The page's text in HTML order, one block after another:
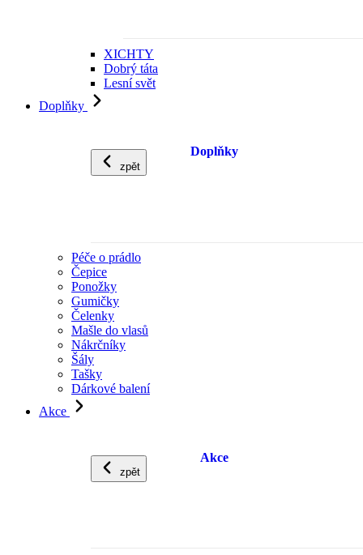
XICHTY
Dobrý táta
Lesní svět
Doplňky
zpět
Doplňky
Péče o prádlo
Čepice
Ponožky
Gumičky
Čelenky
Mašle do vlasů
Nákrčníky
Šály
Tašky
Dárkové balení
Akce
zpět
Akce